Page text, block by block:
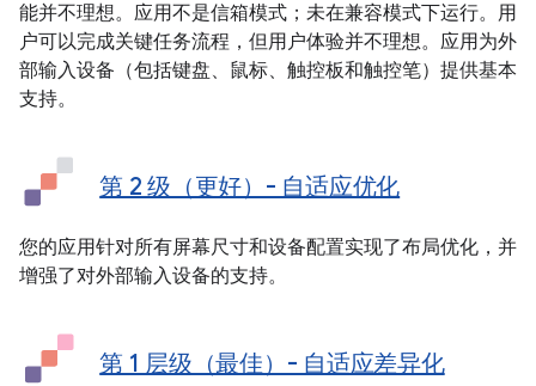
能并不理想。应用不是信箱模式；未在兼容模式下运行。用
户可以完成关键任务流程，但用户体验并不理想。应用为外
部输入设备（包括键盘、鼠标、触控板和触控笔）提供基本
支持。
第 2 级（更好）- 自适应优化
您的应用针对所有屏幕尺寸和设备配置实现了布局优化，并
增强了对外部输入设备的支持。
第 1 层级（最佳）- 自适应差异化